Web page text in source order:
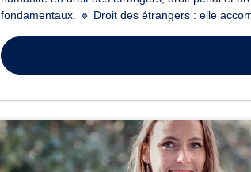
fondamentaux. 🔹 Droit des étrangers : elle